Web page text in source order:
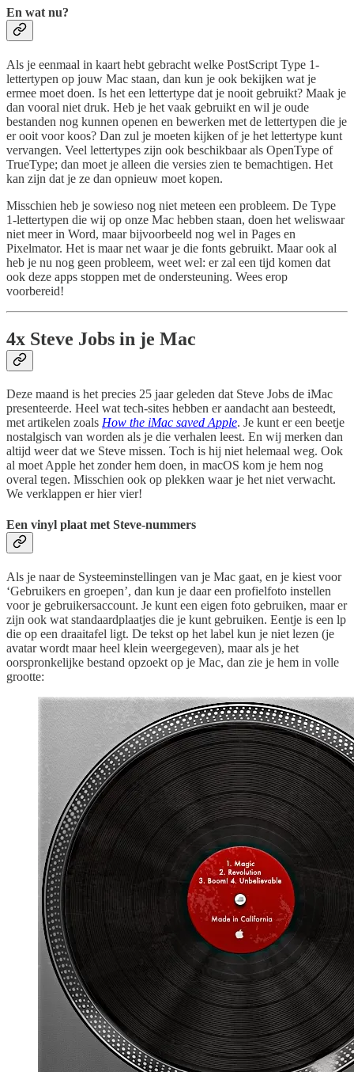
En wat nu?
Als je eenmaal in kaart hebt gebracht welke PostScript Type 1-
lettertypen op jouw Mac staan, dan kun je ook bekijken wat je
ermee moet doen. Is het een lettertype dat je nooit gebruikt? Maak je
dan vooral niet druk. Heb je het vaak gebruikt en wil je oude
bestanden nog kunnen openen en bewerken met de lettertypen die je
er ooit voor koos? Dan zul je moeten kijken of je het lettertype kunt
vervangen. Veel lettertypes zijn ook beschikbaar als OpenType of
TrueType; dan moet je alleen die versies zien te bemachtigen. Het
kan zijn dat je ze dan opnieuw moet kopen.
Misschien heb je sowieso nog niet meteen een probleem. De Type
1-lettertypen die wij op onze Mac hebben staan, doen het weliswaar
niet meer in Word, maar bijvoorbeeld nog wel in Pages en
Pixelmator. Het is maar net waar je die fonts gebruikt. Maar ook al
heb je nu nog geen probleem, weet wel: er zal een tijd komen dat
ook deze apps stoppen met de ondersteuning. Wees erop
voorbereid!
4x Steve Jobs in je Mac
Deze maand is het precies 25 jaar geleden dat Steve Jobs de iMac
presenteerde. Heel wat tech-sites hebben er aandacht aan besteedt,
met artikelen zoals How the iMac saved Apple. Je kunt er een beetje
nostalgisch van worden als je die verhalen leest. En wij merken dan
altijd weer dat we Steve missen. Toch is hij niet helemaal weg. Ook
al moet Apple het zonder hem doen, in macOS kom je hem nog
overal tegen. Misschien ook op plekken waar je het niet verwacht.
We verklappen er hier vier!
Een vinyl plaat met Steve-nummers
Als je naar de Systeeminstellingen van je Mac gaat, en je kiest voor
‘Gebruikers en groepen’, dan kun je daar een profielfoto instellen
voor je gebruikersaccount. Je kunt een eigen foto gebruiken, maar er
zijn ook wat standaardplaatjes die je kunt gebruiken. Eentje is een lp
die op een draaitafel ligt. De tekst op het label kun je niet lezen (je
avatar wordt maar heel klein weergegeven), maar als je het
oorspronkelijke bestand opzoekt op je Mac, dan zie je hem in volle
grootte: